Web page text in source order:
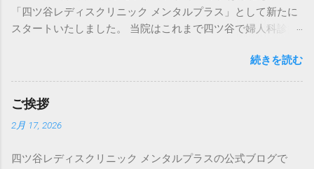
「四ツ谷レディスクリニック メンタルプラス」として新たに
スタートいたしました。 当院はこれまで四ツ谷で婦人科診療
設し、 女性のこころと身体を総合的にサポートできる体制を
整えました。 なお、移転先はこれまでのクリニックの隣の隣
のビルで、四ツ谷駅からのアクセスもほとんど変わりませ
ん。 通い慣れた場所のすぐ近くですので、 これまで通院され
ていた患者さまにも安心してお越しいただけます 。 月経不順
眠、 気分の落ち込みといった精神科領域のご相談にも対応し
続きを読む
ご挨拶
2月 17, 2026
四ツ谷レディスクリニック メンタルプラスの公式ブログで